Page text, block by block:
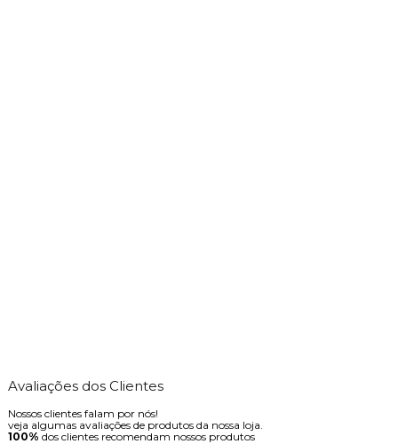
Avaliações dos Clientes
Nossos clientes falam por nós!
veja algumas avaliações de produtos da nossa loja.
100% dos clientes recomendam nossos produtos